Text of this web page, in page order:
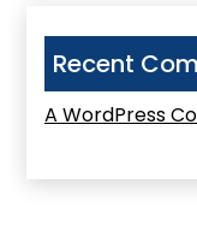
Recent
A WordPress